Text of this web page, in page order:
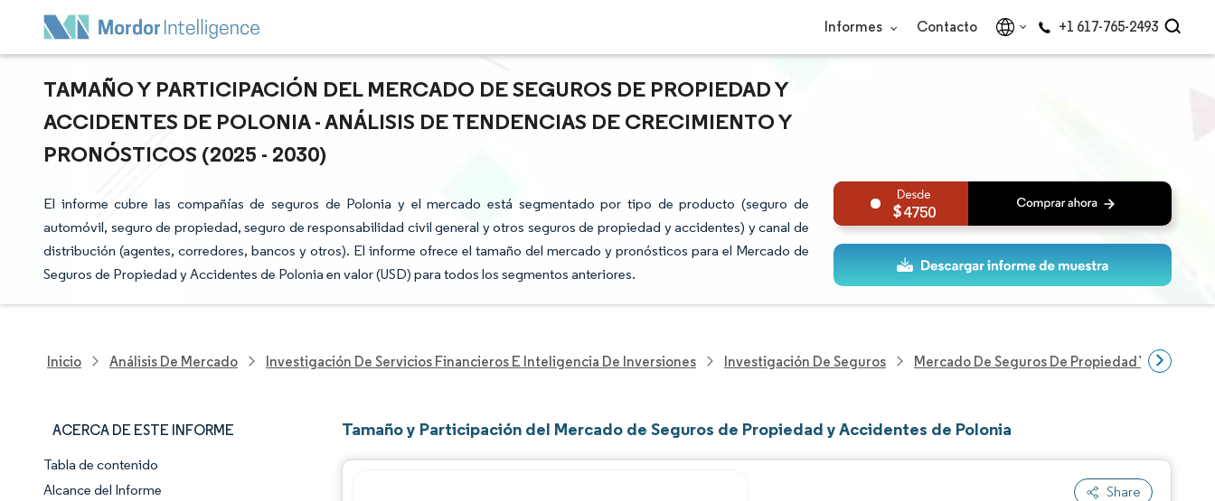
Informes Contacto +1 617-765-2493
TAMAÑO Y PARTICIPACIÓN DEL MERCADO DE SEGUROS DE PROPIEDAD Y
ACCIDENTES DE POLONIA - ANÁLISIS DE TENDENCIAS DE CRECIMIENTO Y
PRONÓSTICOS (2025 - 2030)
El informe cubre las compañías de seguros de Polonia y el mercado está segmentado por tipo de producto (seguro de
automóvil, seguro de propiedad, seguro de responsabilidad civil general y otros seguros de propiedad y accidentes) y canal de
distribución (agentes, corredores, bancos y otros). El informe ofrece el tamaño del mercado y pronósticos para el Mercado de
Seguros de Propiedad y Accidentes de Polonia en valor (USD) para todos los segmentos anteriores.
4750
Inicio Análisis De Mercado Investigación De Servicios Financieros E Inteligencia De Inversiones Investigación De Seguros Mercado De Seguros De Propiedad Y
ACERCA DE ESTE INFORME
Panorama del Mercado
Tabla de contenido
Alcance del Informe
Tamaño y Participación del Mercado de Seguros de Propiedad y Accidentes de Polonia
Share